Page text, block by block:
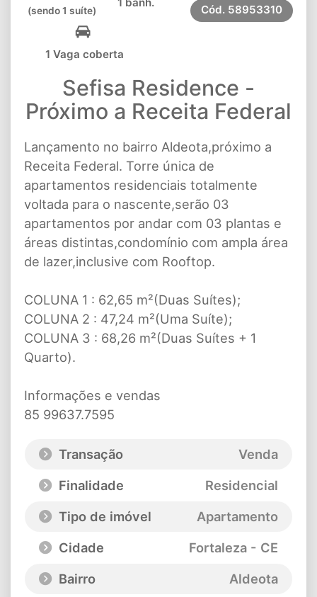
(sendo 1 suíte)
1 Vaga coberta
Cód. 58953310
Sefisa Residence -
Próximo a Receita Federal
Lançamento no bairro Aldeota,próximo a
Receita Federal. Torre única de
apartamentos residenciais totalmente
voltada para o nascente,serão 03
apartamentos por andar com 03 plantas e
áreas distintas,condomínio com ampla área
de lazer,inclusive com Rooftop.
COLUNA 1 : 62,65 m²(Duas Suítes);
COLUNA 2 : 47,24 m²(Uma Suíte);
COLUNA 3 : 68,26 m²(Duas Suítes + 1
Quarto).
Informações e vendas
85 99637.7595
Transação
Venda
Finalidade
Residencial
Tipo de imóvel
Apartamento
Cidade
Fortaleza - CE
Bairro
Aldeota